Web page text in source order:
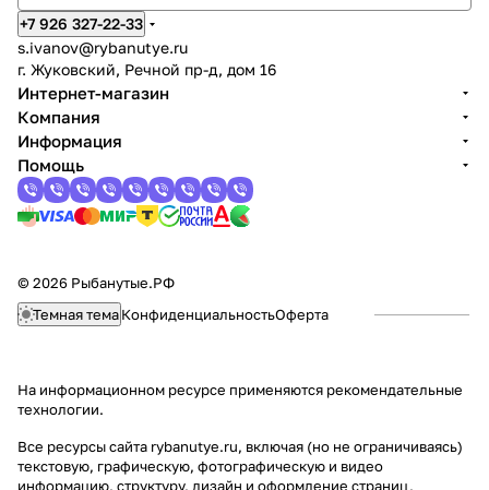
+7 926 327-22-33
s.ivanov@rybanutye.ru
г. Жуковский, Речной пр-д, дом 16
Интернет-магазин
Компания
Информация
Помощь
© 2026 Рыбанутые.РФ
Темная темаКонфиденциальностьОферта
На информационном ресурсе применяются рекомендательные
технологии.
Все ресурсы сайта rybanutye.ru, включая (но не ограничиваясь)
текстовую, графическую, фотографическую и видео
информацию, структуру, дизайн и оформление страниц,